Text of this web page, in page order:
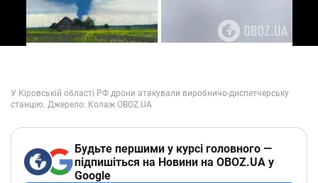
Будьте першими у курсі головного —
підпишіться на Новини на OBOZ.UA у
Google